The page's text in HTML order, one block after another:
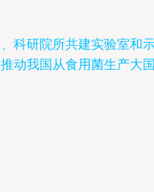
科研院所共建实验室和
动我国从食用菌生产大